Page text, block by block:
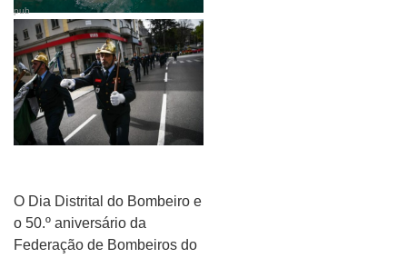
pub
O Dia Distrital do Bombeiro e
o 50.º aniversário da
Federação de Bombeiros do